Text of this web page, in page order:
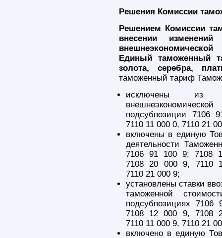
Решения Комиссии
Решением Комиссии
внесении
Единый таможенный
золота, серебра,
таможенный тариф
исключены из
подсубпозиции
7110 11 000 0, 7110 21
включены в единую
деятельности
7106 91 100 9; 7108
7108 20 000 9, 7110
7110 21 000 9;
установлены ставки
таможенной
подсубпозициях
7108 12 000 9, 7108
7110 11 000 9, 7110 21
включено в единую